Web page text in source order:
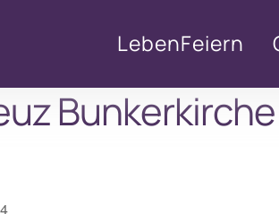
LebenFeiern
Bunkerkirche